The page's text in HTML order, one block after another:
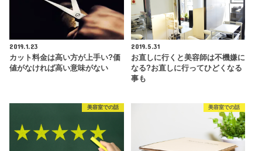
2019.1.23
カット料金は高い方が上手い?価
値がなければ高い意味がない
2019.5.31
お直しに行くと美容師は不機嫌に
なる?お直しに行ってひどくなる
事も
美容室での話 美容室での話